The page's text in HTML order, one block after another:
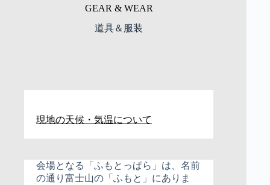
GEAR & WEAR
道具＆服装
現地の天候・気温について
会場となる「ふもとっぱら」は、名前
の通り富士山の「ふもと」にありま